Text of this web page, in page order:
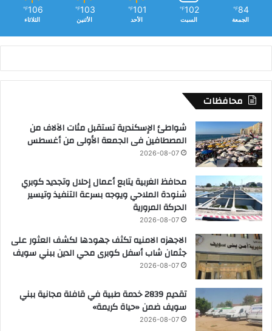
ة
84
℉
الجمعة
102
℉
السبت
101
℉
الأحد
103
℉
الأثنين
106
℉
الثلاثاء
محافظات
شواطئ الإسكندرية تستقبل مئات الآلاف من
المصطافين فى الجمعة الأولى من أغسطس
2026-08-07
محافظ الغربية يتابع أعمال إحلال وتجديد كوبري
شنودة الملاحي ويوجه بسرعة التنفيذ وتيسير
الحركة المرورية
2026-08-07
الاجهزه الامنيه تكثف جهودها لكشف العثور على
جثمان شاب أسفل كوبرى محي الدين ببني سويف
2026-08-07
تقديم 2839 خدمة طبية في قافلة مجانية ببني
سويف ضمن «حياة كريمة»
2026-08-07